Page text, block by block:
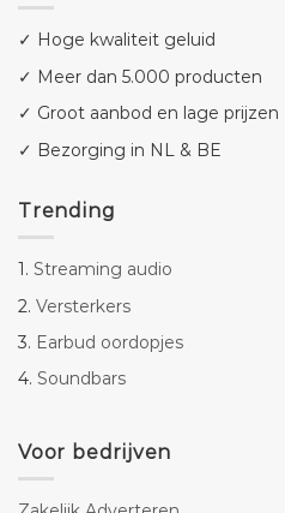
✓ Hoge kwaliteit geluid
✓ Meer dan 5.000 producten
✓ Groot aanbod en lage prijzen
✓ Bezorging in NL & BE
Trending
1. Streaming audio
2. Versterkers
3. Earbud oordopjes
4. Soundbars
Voor bedrijven